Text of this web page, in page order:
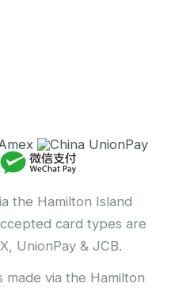
the Hamilton Island
card types are
UnionPay & JCB.
made via the Hamilton